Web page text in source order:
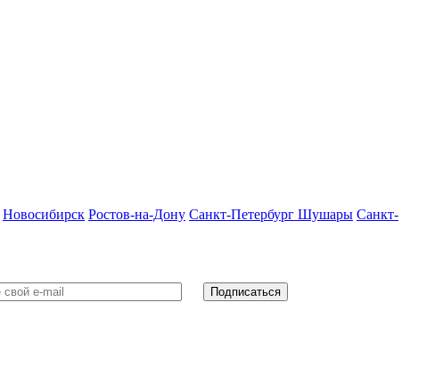
Новосибирск Ростов-на-Дону Санкт-Петербург Шушары Санкт-